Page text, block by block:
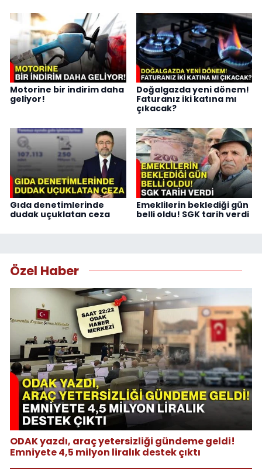
Motorine bir indirim daha
geliyor!
Doğalgazda yeni dönem!
Faturanız iki katına mı
çıkacak?
Gıda denetimlerinde
dudak uçuklatan ceza
Emeklilerin beklediği gün
belli oldu! SGK tarih verdi
Özel Haber
ODAK yazdı, araç yetersizliği gündeme geldi!
Emniyete 4,5 milyon liralık destek çıktı